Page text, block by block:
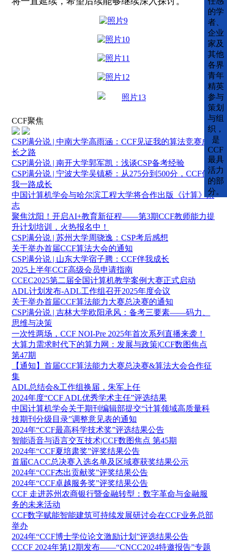
CCF聚焦
CSP满分说 | 中南大学高雨涵：CCF见证我的算法竞赛成
长之路
CSP满分说 | 南开大学郭军凯：浅谈CSP备考经验
CSP满分说 | 宁波大学吴镇桥：从275分到500分，CCF伴
我一路成长
中国计算机学会与哈尔滨工程大学将合作出版《计算》杂
志
聚焦沈阳！开启AI+教育新征程——第3期CCF教师能力提
升计划培训，火热报名中！
CSP满分说 | 苏州大学周骁逸：CSP考后感想
关于举办首届CCF算法大会的通知
CSP满分说 | 山东大学宿子腾：CCF伴我成长
2025上半年CCF高级会员申请指南
CCEC2025第二届全国计算机教学案例大赛正式启动
ADL计划发布-ADL工作组召开2025年度会议
关于举办首届CCF算法能力大赛总决赛的通知
CSP满分说 | 吉林大学欧阳承风：备考三要素——码力、
思维与决策
一次性两场，CCF NOI-Pre 2025年首次系列直播来袭！
大算力需求时代下的算力网：发展与政策|CCF数图焦点
第47期
【通知】首届CCF算法能力大赛总决赛&算法大会合作征
集
ADL总结会&工作组换届，朱军上任
2024年度“CCF ADL优秀学术主任”评选结果
中国计算机学会关于期刊编辑部提交“计算领域高质量科
技期刊分级目录”调整意见表的通知
2024年“CCF最高科学技术奖”评选结果公告
智能语音与语言交互技术|CCF数图焦点 第45期
2024年“CCF夏培肃奖”评奖结果公告
首届CACC总决赛入选名单及区域赛获奖结果公示
2024年“CCF杰出贡献奖”评奖结果公告
2024年“CCF卓越服务奖”评奖结果公告
CCF 走进苏州农商银行暨金融转型：数字革命与金融服
务的未来活动
CCF数字赋能智能建筑可持续发展研讨会在CCF业务总部
举办
2024年“CCF博士学位论文激励计划”评选结果公告
CCCF 2024年第12期发布——“CNCC2024特邀报告”专题
的学
者、
企业
家及
其他
各界
青年
精英
参与
策划
与组
织，
是
CCF
最具
活力
的部
分。